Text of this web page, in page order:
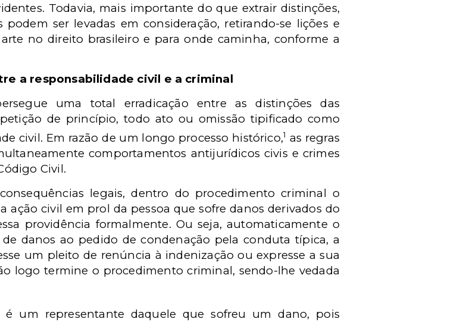
Todavia, mais importante do que extrair distinções,
ser levadas em consideração, retirando-se lições e
no direito brasileiro e para onde caminha, conforme a
a responsabilidade civil e a criminal
uma total erradicação entre as distinções das
de princípio, todo ato ou omissão tipificado como
civil. Em razão de um longo processo histórico,1 as regras
comportamentos antijurídicos civis e crimes
Civil.
legais, dentro do procedimento criminal o
ação civil em prol da pessoa que sofre danos derivados do
providência formalmente. Ou seja, automaticamente o
danos ao pedido de condenação pela conduta típica, a
um pleito de renúncia à indenização ou expresse a sua
logo termine o procedimento criminal, sendo-lhe vedada
um representante daquele que sofreu um dano, pois